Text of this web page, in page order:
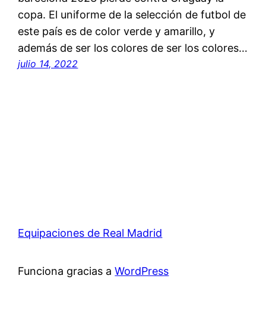
copa. El uniforme de la selección de futbol de
este país es de color verde y amarillo, y
además de ser los colores de ser los colores…
julio 14, 2022
Equipaciones de Real Madrid
Funciona gracias aWordPress